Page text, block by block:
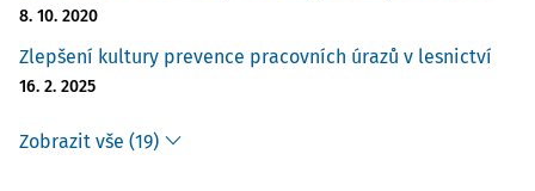
8. 10. 2020
Zlepšení kultury prevence pracovních úrazů v lesnictví
16. 2. 2025
Zobrazit vše (19)